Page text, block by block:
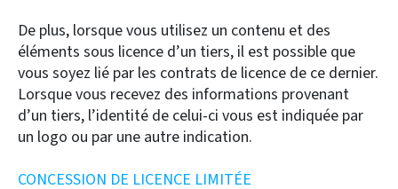
De plus, lorsque vous utilisez un contenu et des
éléments sous licence d’un tiers, il est possible que
vous soyez lié par les contrats de licence de ce dernier.
Lorsque vous recevez des informations provenant
d’un tiers, l’identité de celui-ci vous est indiquée par
un logo ou par une autre indication.
CONCESSION DE LICENCE LIMITÉE